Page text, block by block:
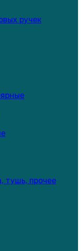
ручек
тушь, прочее